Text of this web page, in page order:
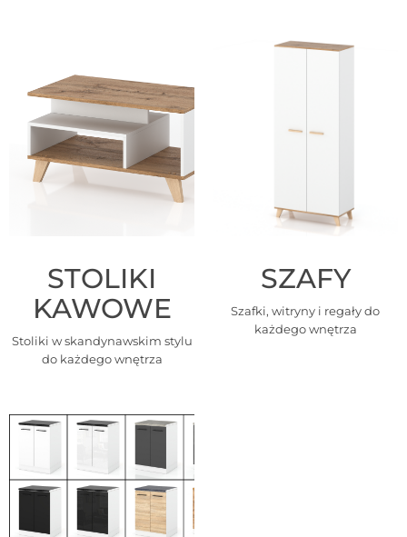
STOLIKI
KAWOWE
Stoliki w skandynawskim stylu
do każdego wnętrza
SZAFY
Szafki, witryny i regały do
każdego wnętrza